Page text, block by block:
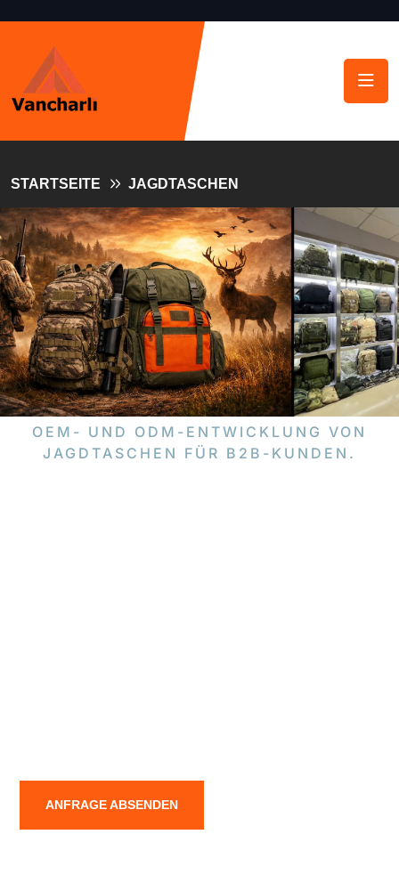
STARTSEITE JAGDTASCHEN
OEM- UND ODM-ENTWICKLUNG VON
JAGDTASCHEN FÜR B2B-KUNDEN.
ANFRAGE ABSENDEN